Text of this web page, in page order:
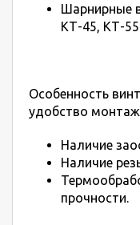
Шарнирные
КТ-45, КТ-55
Особенность
удобство
Наличие
Наличие
прочности.